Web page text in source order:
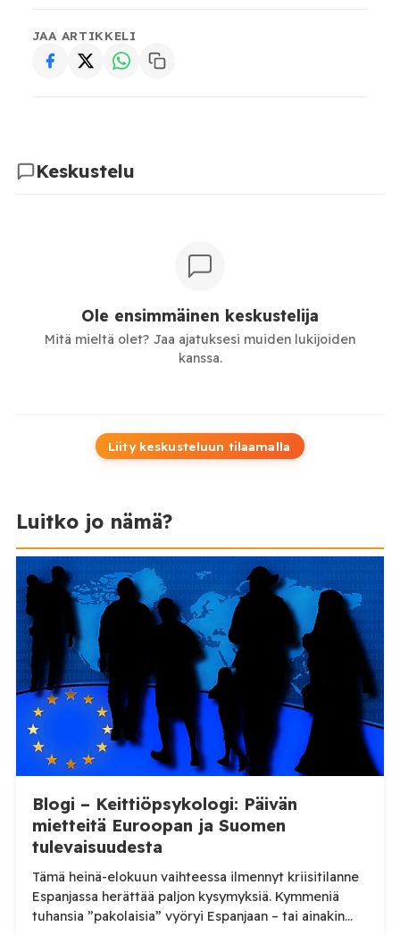
JAA ARTIKKELI
Keskustelu
Ole ensimmäinen keskustelija
Mitä mieltä olet? Jaa ajatuksesi muiden lukijoiden
kanssa.
Liity keskusteluun tilaamalla
Luitko jo nämä?
Blogi – Keittiöpsykologi: Päivän
mietteitä Euroopan ja Suomen
tulevaisuudesta
Tämä heinä-elokuun vaihteessa ilmennyt kriisitilanne
Espanjassa herättää paljon kysymyksiä. Kymmeniä
tuhansia ”pakolaisia” vyöryi Espanjaan – tai ainakin